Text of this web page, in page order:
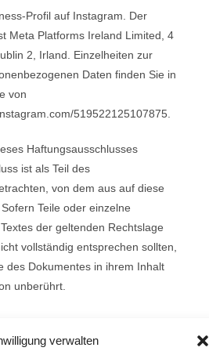
verwalten
Profil auf Instagram. Der
Meta Platforms Ireland Limited, 4
2, Irland. Einzelheiten zur
Daten finden Sie in
von
519522125107875.
Haftungsausschlusses
ist als Teil des
von dem aus auf diese
Teile oder einzelne
der geltenden Rechtslage
vollständig entsprechen sollten,
des Dokumentes in ihrem Inhalt
unberührt.